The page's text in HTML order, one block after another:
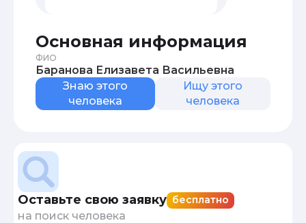
Основная информация
ФИО
Баранова Елизавета Васильевна
Знаю этого
человека
Ищу этого
человека
Оставьте свою заявку бесплатно
на поиск человека